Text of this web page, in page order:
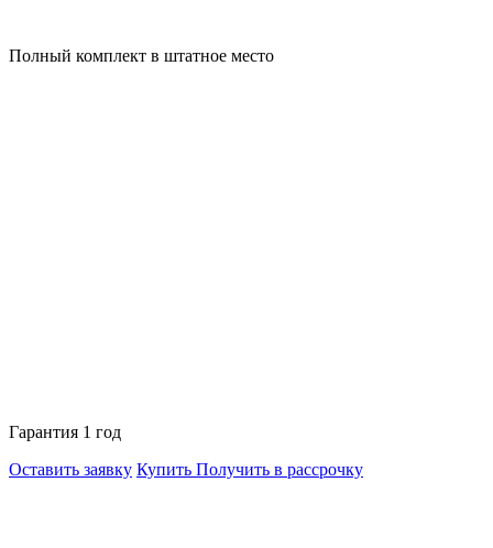
Полный комплект в штатное место
Гарантия 1 год
Оставить заявку Купить Получить в рассрочку